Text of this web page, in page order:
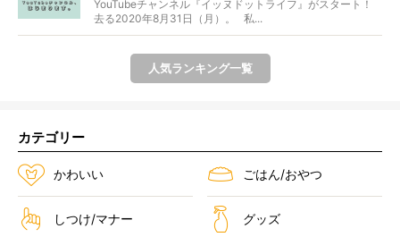
YouTubeチャンネル『イッヌドットライフ』がスタート！
去る2020年8月31日（月）。 私...
人気ランキング一覧
カテゴリー
かわいい ごはん/おやつ
しつけ/マナー グッズ